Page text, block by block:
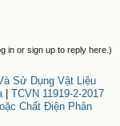
in or sign up to reply here.)
Sử Dụng Vật Liệu
TCVN 11919-2-2017
Chất Điện Phân